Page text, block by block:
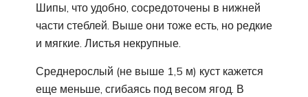
Шипы, что удобно, сосредоточены в нижней
части стеблей. Выше они тоже есть, но редкие
и мягкие. Листья некрупные.
Среднерослый (не выше 1,5 м) куст кажется
еще меньше, сгибаясь под весом ягод. В